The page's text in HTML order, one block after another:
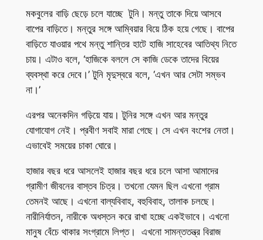
মকবুলের বাড়ি ছেড়ে চলে যাচ্ছে টুনি। মন্তু তাকে দিয়ে আসবে
বাপের বাড়িতে। মন্তুর সঙ্গে আম্বিয়ার বিয়ে ঠিক হয়ে গেছে। বাপের
বাড়িতে যাওয়ার পথে মন্তু শান্তির হাটে হাজি সাহেবের আতিথ্য নিতে
চায়। এটাও বলে, ‘হাজিকে বললে সে কাজি ডেকে তাদের বিয়ের
ব্যবস্থা করে দেবে।’ টুনি মৃদুস্বরে বলে, ‘এখন আর সেটা সম্ভব
না।’
এরপর অনেকদিন গড়িয়ে যায়। টুনির সঙ্গে এখন আর মন্তুর
যোগাযোগ নেই। প্রবীণ সবাই মারা গেছে। সে এখন বংশের নেতা।
এভাবেই সময়ের চাকা ঘোরে।
হাজার বছর ধরে আসলেই হাজার বছর ধরে চলে আসা আমাদের
গ্রামীণ জীবনের বাস্তব চিত্র। তখনো যেমন ছিল এখনো গ্রাম
তেমনই আছে। এখনো বাল্যবিবাহ, বহুবিবাহ, তালাক চলছে।
নারীনির্যাতন, নারীকে অধস্তন করে রাখা হচ্ছে একইভাবে। এখনো
মানুষ বেঁচে থাকার সংগ্রামে লিপ্ত। এখনো সামন্ততন্ত্র বিরাজ